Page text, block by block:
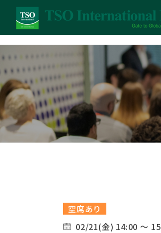
空席あり
02/21(金) 14:00 ～